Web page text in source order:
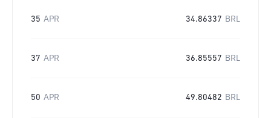
35 APR 34.86337 BRL
37 APR 36.85557 BRL
50 APR 49.80482 BRL